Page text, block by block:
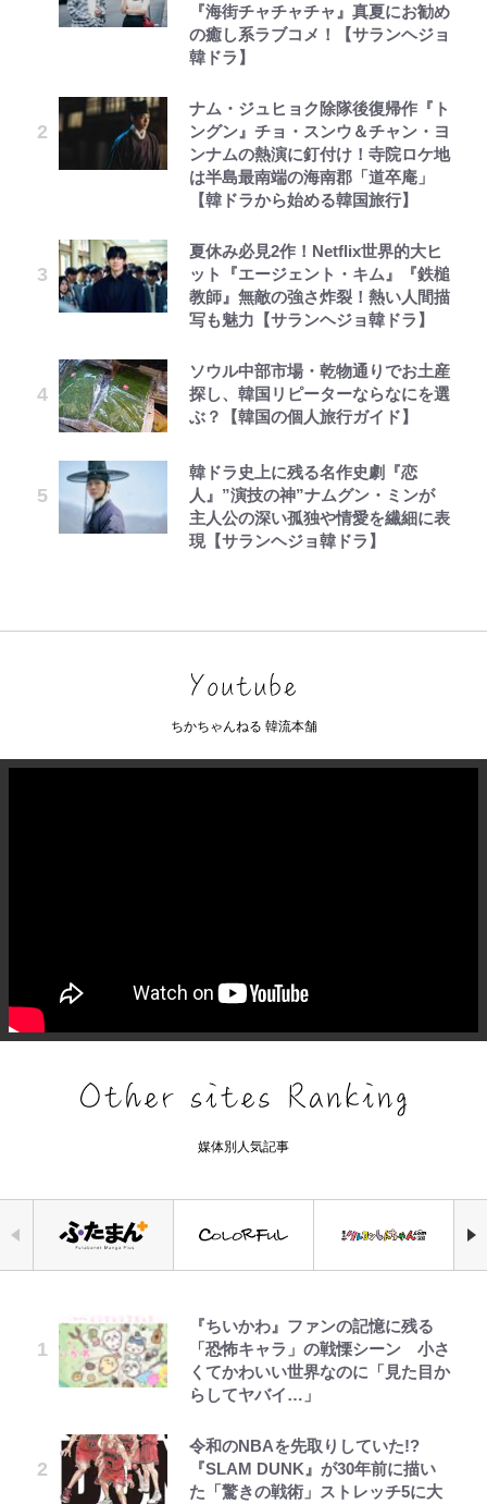
『海街チャチャチャ』真夏にお勧め
の癒し系ラブコメ！【サランヘジョ
韓ドラ】
ナム・ジュヒョク除隊後復帰作『ト
ングン』チョ・スンウ＆チャン・ヨ
ンナムの熱演に釘付け！寺院ロケ地
は半島最南端の海南郡「道卒庵」
【韓ドラから始める韓国旅行】
夏休み必見2作！Netflix世界的大ヒ
ット『エージェント・キム』『鉄槌
教師』無敵の強さ炸裂！熱い人間描
写も魅力【サランヘジョ韓ドラ】
ソウル中部市場・乾物通りでお土産
探し、韓国リピーターならなにを選
ぶ？【韓国の個人旅行ガイド】
韓ドラ史上に残る名作史劇『恋
人』”演技の神”ナムグン・ミンが
主人公の深い孤独や情愛を繊細に表
現【サランヘジョ韓ドラ】
ちかちゃんねる 韓流本舗
媒体別人気記事
『ちいかわ』ファンの記憶に残る
「恐怖キャラ」の戦慄シーン 小さ
くてかわいい世界なのに「見た目か
らしてヤバイ…」
令和のNBAを先取りしていた!?
『SLAM DUNK』が30年前に描い
た「驚きの戦術」ストレッチ5に大
空の轍と大地の雲と 第1回
浅草は日本の心だゾ
三代目魚武濱田成夫「すっごい勉強
ができない阿呆」が京都の名門美術
高校に受かった理由「落ちたと思っ
てたので合格発表も行かなかったん
元衆院議員・山尾志桜里が語る誹謗
中傷動画…「計り知れない」切り抜
「危ない」「やめて」第1子妊娠中
の田中みな実、ゴリゴリヒール着用
に心配の声…ザックリ衣装にも意見
続々
長瀬智也の“角刈りちっく短髪”変
貌姿に「超絶イケメン」大反響 意
味深「スネ毛ハラスメント」にも注
｢モデルやってる｣｢かっけぇ｣三笘
薫がブライトン新ユニのモデルで完
全復活！“King”の帰還に｢チームか
ら大歓迎されてる｣｢元気な姿見れ
【W杯】日本代表FW上田綺世の爆
美女モデル妻｢ワンオペ苦言｣で動
アユは「怒らせて掛ける」魚だっ
た！ ルアーを追わせて釣りあげる
「アユイング」のオリジナリティ＆
おもしろさを知る
【自転車】「若いときは登れたんだ
けど……」 グラベルバイクで暑さ
に負けそうなヒルクライム、砂利道
公式-ヒロインが来る前に妊娠しま
した~詰んだはずの悪役令嬢です
が、どうやら違うようです~ 第1話
水準に耐えられないので貴族を目指
します~ 第37話(2)